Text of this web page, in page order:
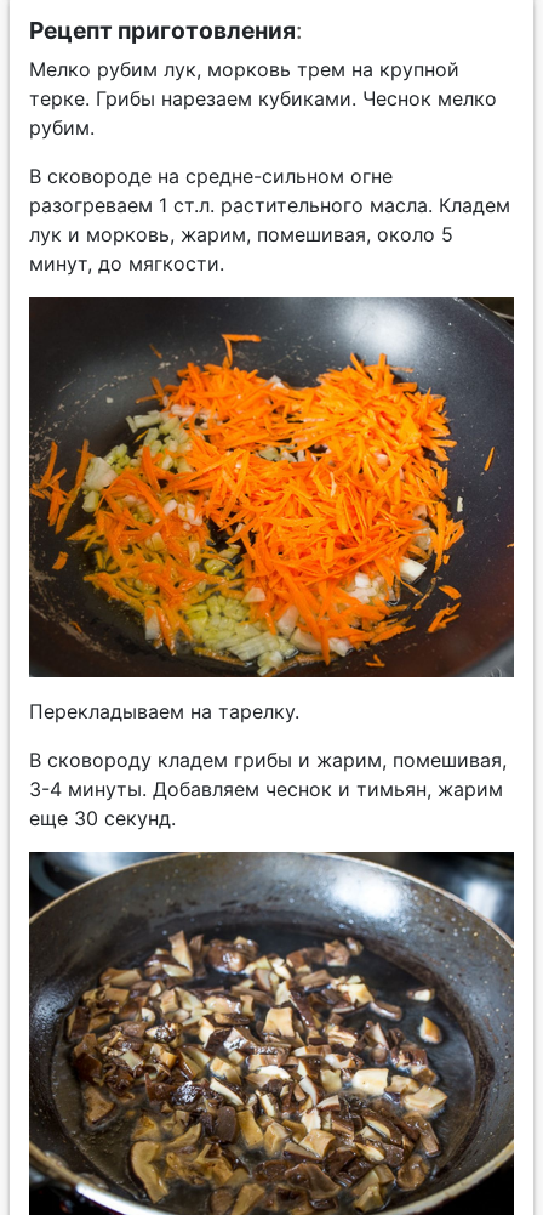
Рецепт приготовления:
Мелко рубим лук, морковь трем на крупной
терке. Грибы нарезаем кубиками. Чеснок мелко
рубим.
В сковороде на средне-сильном огне
разогреваем 1 ст.л. растительного масла. Кладем
лук и морковь, жарим, помешивая, около 5
минут, до мягкости.
Перекладываем на тарелку.
В сковороду кладем грибы и жарим, помешивая,
3-4 минуты. Добавляем чеснок и тимьян, жарим
еще 30 секунд.